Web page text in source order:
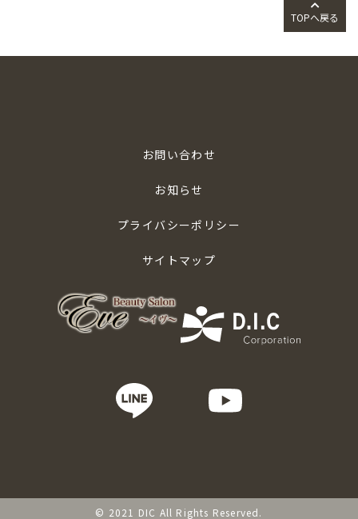
TOPへ戻る
お問い合わせ
お知らせ
プライバシーポリシー
サイトマップ
© 2021 DIC All Rights Reserved.